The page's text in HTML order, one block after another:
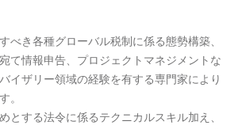
べき各種グローバル税制に係る態勢構築、
て情報申告、プロジェクトマネジメントな
イザリー領域の経験を有する専門家により
。
とする法令に係るテクニカルスキル加え、